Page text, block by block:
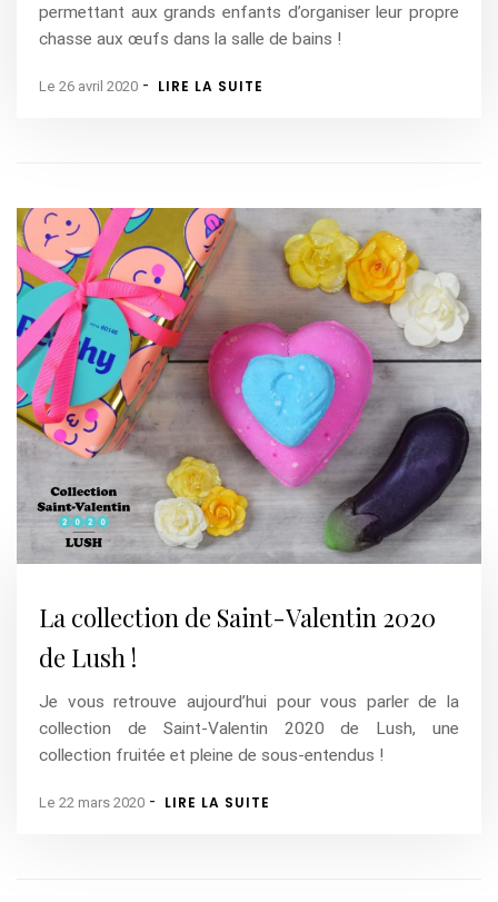
permettant aux grands enfants d’organiser leur propre
chasse aux œufs dans la salle de bains !
Le 26 avril 2020 - LIRE LA SUITE
La collection de Saint-Valentin 2020
de Lush !
Je vous retrouve aujourd’hui pour vous parler de la
collection de Saint-Valentin 2020 de Lush, une
collection fruitée et pleine de sous-entendus !
Le 22 mars 2020 - LIRE LA SUITE